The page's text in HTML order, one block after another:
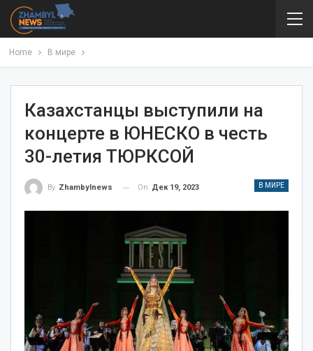
Home В мире
Казахстанцы выступили на
концерте в ЮНЕСКО в честь
30-летия ТЮРКСОЙ
В МИРЕ
By Zhambylnews On Дек 19, 2023